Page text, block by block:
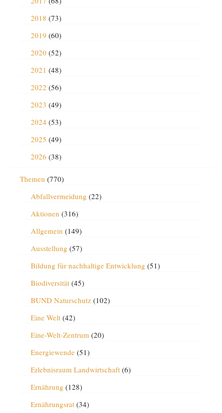
2018 (73)
2019 (60)
2020 (52)
2021 (48)
2022 (56)
2023 (49)
2024 (53)
2025 (49)
2026 (38)
Themen (770)
Abfallvermeidung (22)
Aktionen (316)
Allgemein (149)
Ausstellung (57)
Bildung für nachhaltige Entwicklung (51)
Biodiversität(45)
BUND Naturschutz(102)
Eine Welt(42)
Eine-Welt-Zentrum(20)
Energiewende(51)
Erlebnisraum Landwirtschaft(6)
Ernährung (128)
Ernährungsrat(34)